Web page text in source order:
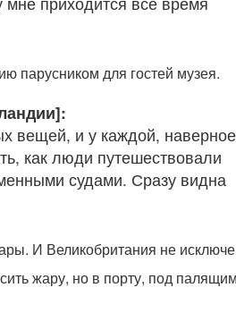
парусником для гостей музея.
вещей, и у каждой,
как люди путешествовали
судами. Сразу видна
И Великобритания не
жару, но в порту, под палящим